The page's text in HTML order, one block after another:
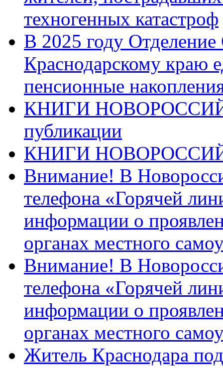
техногенных катастроф
В 2025 году
Краснодарскому краю
пенсионные
КНИГИ
публикации
КНИГИ
Внимание! В
телефона «Горячей
информации о
органах местного
Внимание! В
телефона «Горячей
информации о
органах местного
Житель Краснодара